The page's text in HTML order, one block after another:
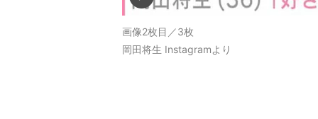
画像2枚目／3枚
岡田将生 Instagramより